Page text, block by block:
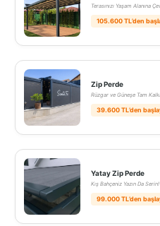
Terasınızı Yaşam Alanına
105.600 TL’den
Zip Perde
Rüzgar ve Güneşe Tam
39.600 TL’den
Yatay Zip Perde
Kış Bahçeniz Yazın Da Serin!
99.000 TL’den